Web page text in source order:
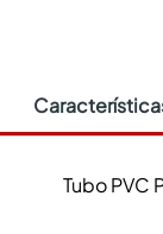
Tubo PVC